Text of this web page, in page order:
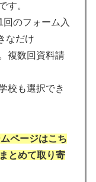
す。
のフォーム入
なだけ
複数回資料請
校も選択でき
ページはこち
とめて取り寄